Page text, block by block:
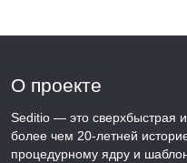
О проекте
Seditio — это сверхбыстрая
более чем 20-летней
процедурному ядру и